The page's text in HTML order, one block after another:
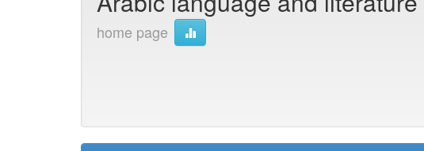
home page